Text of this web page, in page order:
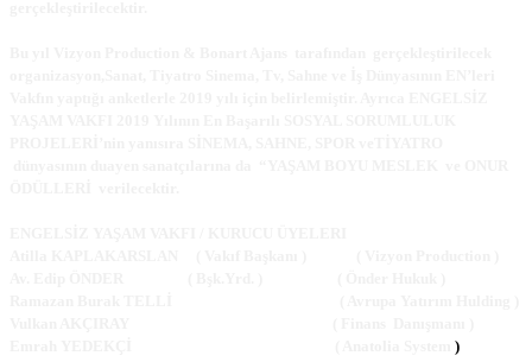
)